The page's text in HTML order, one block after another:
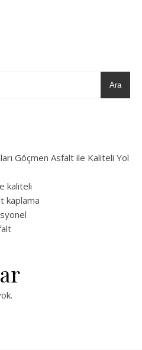
Ara
Göçmen Asfalt ile Kaliteli Yol
kaliteli
kaplama